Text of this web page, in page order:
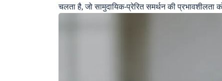
चलता है, जो सामुदायिक-प्रेरित समर्थन की प्रभावशीलता